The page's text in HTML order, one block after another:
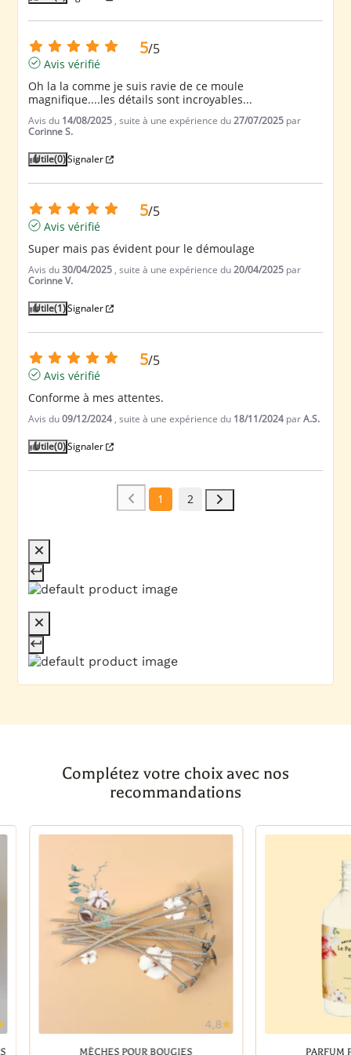
5/5
Avis vérifié
Oh la la comme je suis ravie de ce moule
magnifique....les détails sont incroyables...
Avis du 14/08/2025 , suite à une expérience du27/07/2025 par
Corinne S.
Utile(0)Signaler
5/5
Avis vérifié
Super mais pas évident pour le démoulage
Avis du30/04/2025 , suite à une expérience du20/04/2025 par
Corinne V.
Utile(1)Signaler
5/5
Avis vérifié
Conforme à mes attentes.
Avis du09/12/2024 , suite à une expérience du 18/11/2024 parA.S.
Utile(0)Signaler
1 2
Complétez votre choix avec nos
recommandations
4,8
MÈCHES POUR BOUGIES PARFUM